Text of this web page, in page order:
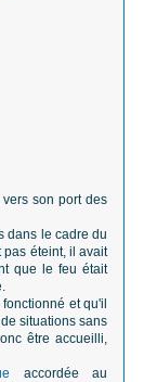
son port des
dans le cadre du
éteint, il avait
que le feu était
et qu'il
situations sans
être accueilli,
accordée au